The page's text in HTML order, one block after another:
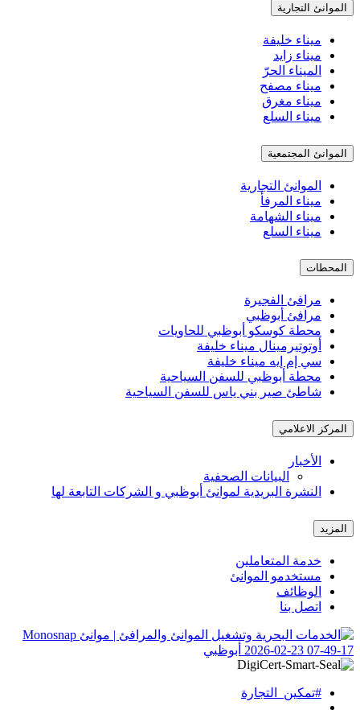
الموانئ التجارية
ميناء خليفة
ميناء زايد
الميناء الحرّ
ميناء مصفح
ميناء مغرق
ميناء السلع
الموانئ المجتمعية
الموانئ التجارية
ميناء المرفأ
ميناء الشهامة
ميناء السلع
المحطات
مرافئ الفجيرة
مرافئ أبوظبي
محطة كوسكو أبوظبي للحاويات
أوتوتيرمينال ميناء خليفة
سي إم إيه ميناء خليفة
محطة أبوظبي للسفن السياحية
شاطئ صير بني ياس للسفن السياحية
المركز الاعلامي
الأخبار
البيانات الصحفية
النشرة البريدية لموانئ أبوظبي و الشركات التابعة لها
المزيد
خدمة المتعاملين
مستخدمو الموانئ
الوظائف
اتصل بنا
#تمكين_التجارة